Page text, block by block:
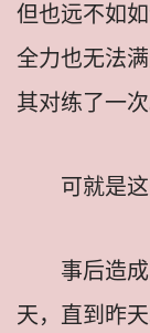
但也远不如
全力也无法
其对练了一次
可就是这
事后造
天，直到昨